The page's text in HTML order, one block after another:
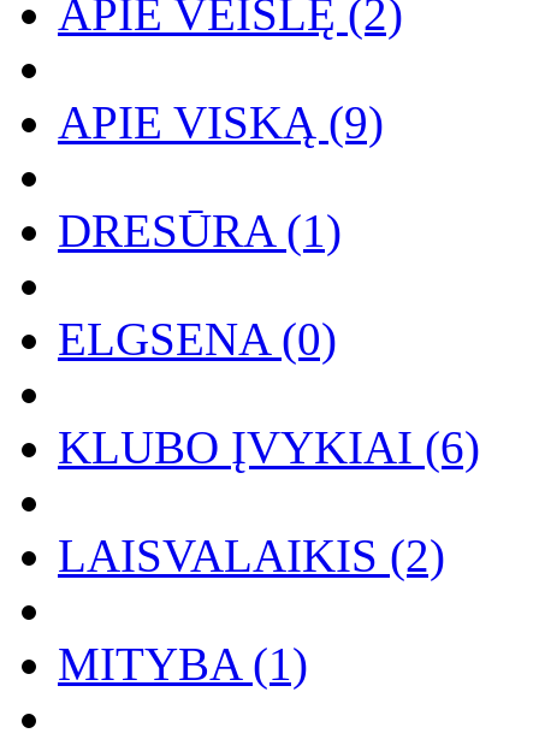
APIE VEISLĘ (2)
APIE VISKĄ (9)
DRESŪRA (1)
ELGSENA (0)
KLUBO ĮVYKIAI (6)
LAISVALAIKIS (2)
MITYBA (1)